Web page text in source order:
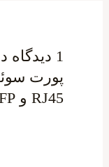
1
پورت
RJ45 و SFP»